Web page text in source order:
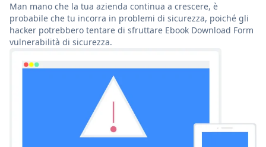
Man mano che la tua azienda continua a crescere, è
probabile che tu incorra in problemi di sicurezza, poiché gli
hacker potrebbero tentare di sfruttare Ebook Download Form
vulnerabilità di sicurezza.